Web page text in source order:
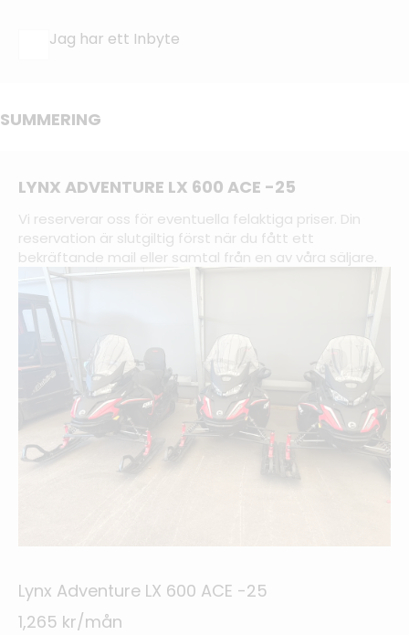
Jag har ett Inbyte
SUMMERING
LYNX ADVENTURE LX 600 ACE -25
Vi reserverar oss för eventuella felaktiga priser. Din
reservation är slutgiltig först när du fått ett
bekräftande mail eller samtal från en av våra säljare.
Lynx Adventure LX 600 ACE -25
1,265 kr/mån